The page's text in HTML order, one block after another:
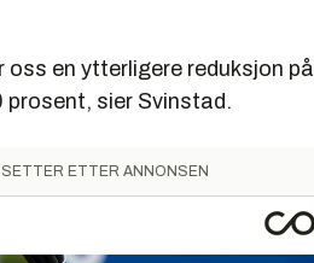
oss en ytterligere reduksjon
prosent, sier Svinstad.
ETTER ANNONSEN